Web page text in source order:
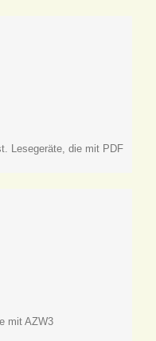
Lesegeräte, die mit PDF
mit AZW3